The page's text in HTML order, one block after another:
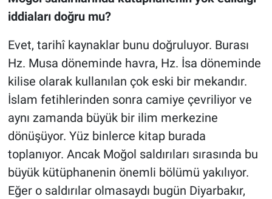
iddiaları doğru mu?
Evet, tarihî kaynaklar bunu doğruluyor. Burası
Hz. Musa döneminde havra, Hz. İsa döneminde
kilise olarak kullanılan çok eski bir mekandır.
İslam fetihlerinden sonra camiye çevriliyor ve
aynı zamanda büyük bir ilim merkezine
dönüşüyor. Yüz binlerce kitap burada
toplanıyor. Ancak Moğol saldırıları sırasında bu
büyük kütüphanenin önemli bölümü yakılıyor.
Eğer o saldırılar olmasaydı bugün Diyarbakır,